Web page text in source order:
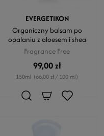
EVERGETIKON
Organiczny balsam po
opalaniu z aloesem i shea
Fragrance Free
99,00 zł
150ml (66,00 zł / 100 ml)